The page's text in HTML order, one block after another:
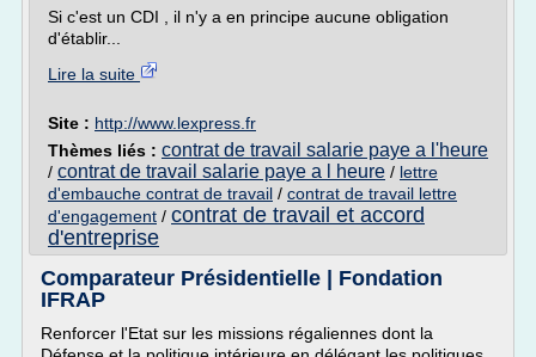
Si c'est un CDI , il n'y a en principe aucune obligation
d'établir...
Lire la suite
Site : http://www.lexpress.fr
Thèmes liés : contrat de travail salarie paye a l'heure
/ contrat de travail salarie paye a l heure / lettre
d'embauche contrat de travail / contrat de travail lettre
d'engagement / contrat de travail et accord
d'entreprise
Comparateur Présidentielle | Fondation
IFRAP
Renforcer l'Etat sur les missions régaliennes dont la